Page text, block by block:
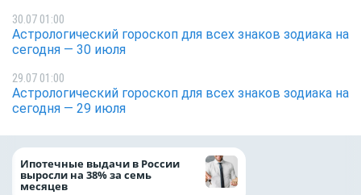
30.07 01:00
Астрологический гороскоп для всех знаков зодиака на
сегодня — 30 июля
29.07 01:00
Астрологический гороскоп для всех знаков зодиака на
сегодня — 29 июля
Ипотечные выдачи в России
выросли на 38% за семь
месяцев